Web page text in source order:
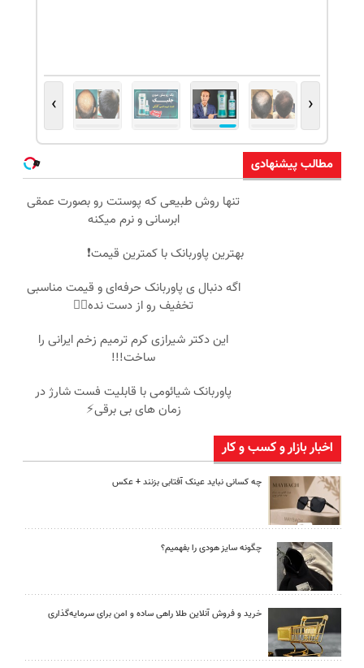
‹
›
مطالب پیشنهادی
تنها روش طبیعی که پوستت رو بصورت عمقی
ابرسانی و نرم میکنه
بهترین پاوربانک با کمترین قیمت❗
اگه دنبال ی پاوربانک حرفه‌ای و قیمت مناسبی
تخفیف رو از دست نده👌🏻
این دکتر شیرازی کرم ترمیم زخم ایرانی را
ساخت!!!
پاوربانک شیائومی با قابلیت فست شارژ در
زمان های بی برقی⚡
اخبار بازار و کسب و کار
چه کسانی نباید عینک آفتابی بزنند + عکس
چگونه سایز هودی را بفهمیم؟
خرید و فروش آنلاین طلا راهی ساده و امن برای سرمایه‌گذاری